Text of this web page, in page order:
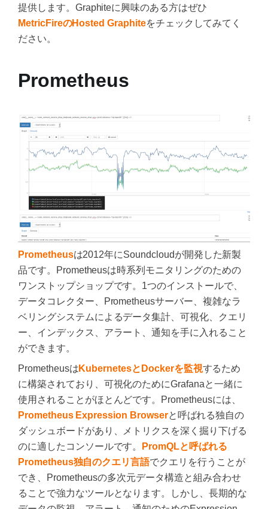
提供します。Graphiteに興味のある方はぜひ
MetricFireのHosted Graphiteをチェックしてみてく
ださい。
Prometheus
Prometheusは2012年にSoundcloudが開発した新製
品です。Prometheusは時系列モニタリングのための
ワンストップショップです。1つのインストールで、
データコレクター、Prometheusサーバー、複雑なラ
ベリングシステムによるデータ集計、可視化、クエリ
ー、インデックス、アラート、通知を手に入れること
ができます。
PrometheusはKubernetesとDockerを監視するため
に構築されており、可視化のためにGrafanaと一緒に
使用されることがほとんどです。Prometheusには、
Prometheus Expression Browserと呼ばれる独自の
ダッシュボードがあり、メトリクスを深く掘り下げる
のに適したコンソールです。
PromQLと呼ばれる
Prometheus独自のクエリ言語でクエリを行うことが
でき、Prometheusの多次元データ構造と組み合わせ
ることで強力なツールとなります。しかし、長期的な